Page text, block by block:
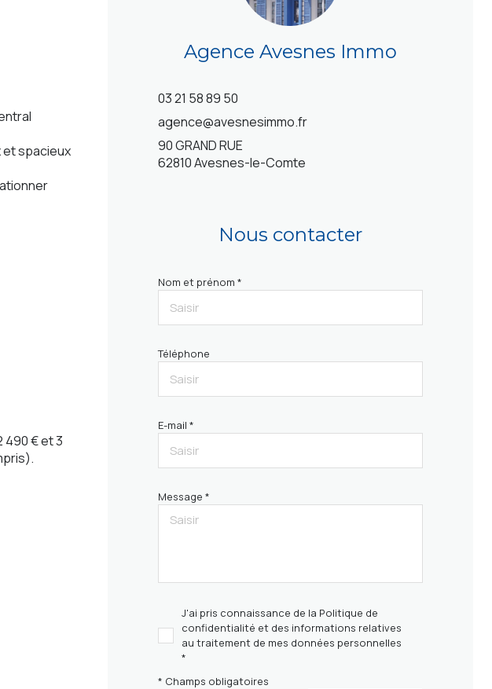
et spacieux
€ et 3
Agence Avesnes Immo
03 21 58 89 50
agence@avesnesimmo.fr
90 GRAND RUE
62810 Avesnes-le-Comte
Nous contacter
Nom et prénom *
Téléphone
E-mail *
Message *
J'ai pris connaissance de la Politique de
confidentialité et des informations relatives
au traitement de mes données personnelles
*
* Champs obligatoires